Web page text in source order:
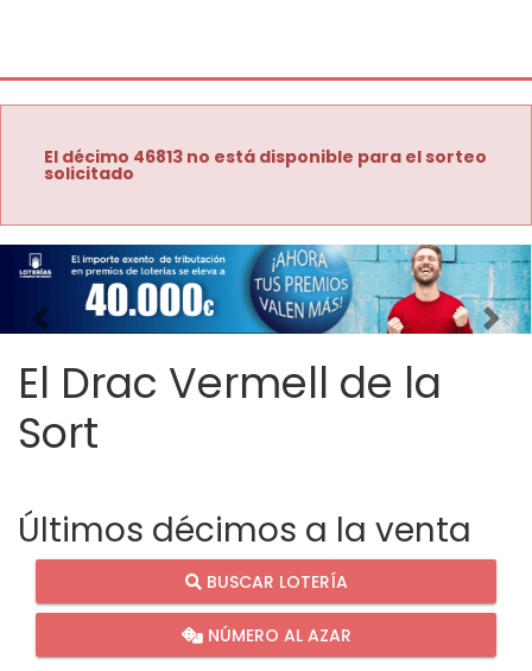
El décimo 46813 no está disponible para el sorteo
solicitado
Imagen anterior
El Drac Vermell de la
Sort
Últimos décimos a la venta
BUSCAR LOTERÍA
NÚMERO AL AZAR